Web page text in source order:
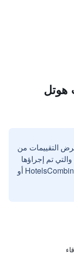
هوتل
التقييمات من
تم إجراؤها
بواسطة مستخدمين حقيقيين مع HotelsCombined أو